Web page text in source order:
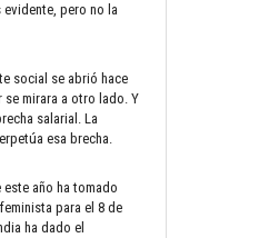
pero no la
social se abrió hace
mirara a otro lado. Y
salarial. La
esa brecha.
año ha tomado
para el 8 de
ha dado el